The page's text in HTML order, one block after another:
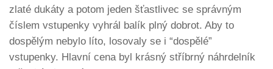
zlaté dukáty a potom jeden šťastlivec se správným
číslem vstupenky vyhrál balík plný dobrot. Aby to
dospělým nebylo líto, losovaly se i “dospělé”
vstupenky. Hlavní cena byl krásný stříbrný náhrdelník